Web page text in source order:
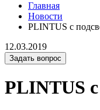
Главная
Новости
PLINTUS с
12.03.2019
Задать вопрос
PLINTUS